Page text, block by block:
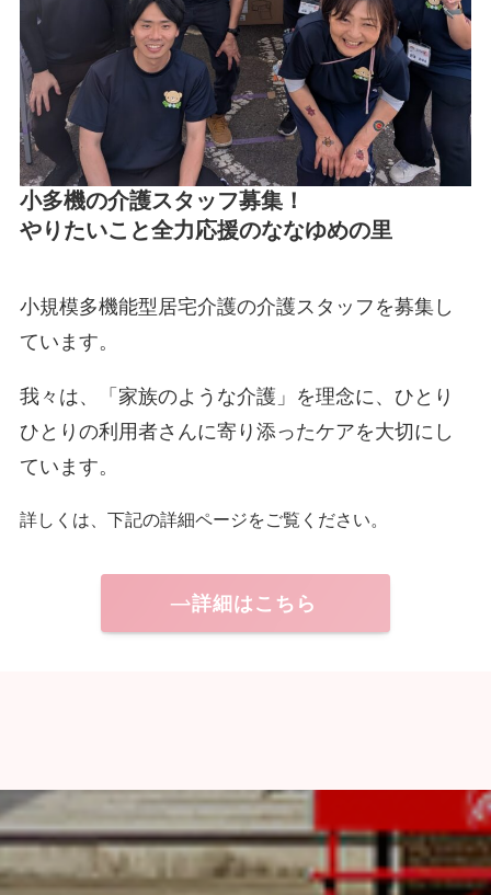
小多機の介護スタッフ募集！
やりたいこと全力応援のななゆめの里
小規模多機能型居宅介護の介護スタッフを募集し
ています。
我々は、「家族のような介護」を理念に、ひとり
ひとりの利用者さんに寄り添ったケアを大切にし
ています。
詳しくは、下記の詳細ページをご覧ください。
詳細はこちら